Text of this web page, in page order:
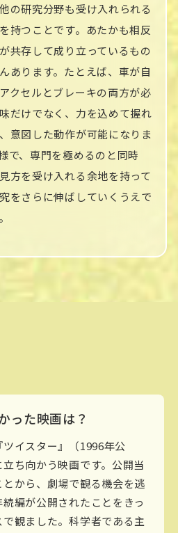
の研究分野も受け入れられる
持つことです。あたかも相反
共存して成り立っているもの
あります。たとえば、車が自
クセルとブレーキの両方が必
だけでなく、力を込めて握れ
意図した動作が可能になりま
で、専門を極めるのと同時
方を受け入れる余地を持って
をさらに伸ばしていくうえで
った映画は？
イスター』（1996年公
ち向かう映画です。公開当
から、劇場で観る機会を逃
編が公開されたことをきっ
観ました。科学者である主